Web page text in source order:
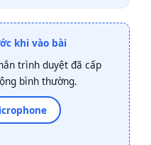
khi vào bài
trình duyệt đã cấp
bình thường.